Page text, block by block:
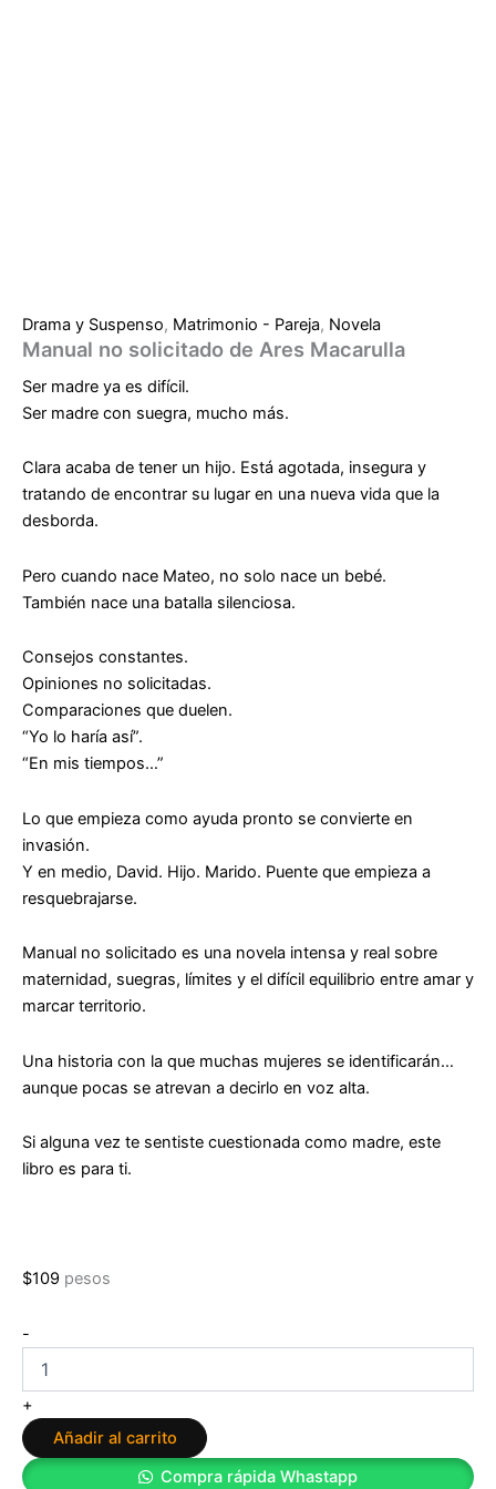
Drama y Suspenso, Matrimonio - Pareja, Novela
Manual no solicitado de Ares Macarulla
Ser madre ya es difícil.
Ser madre con suegra, mucho más.
Clara acaba de tener un hijo. Está agotada, insegura y
tratando de encontrar su lugar en una nueva vida que la
desborda.
Pero cuando nace Mateo, no solo nace un bebé.
También nace una batalla silenciosa.
Consejos constantes.
Opiniones no solicitadas.
Comparaciones que duelen.
“Yo lo haría así”.
“En mis tiempos…”
Lo que empieza como ayuda pronto se convierte en
invasión.
Y en medio, David. Hijo. Marido. Puente que empieza a
resquebrajarse.
Manual no solicitado es una novela intensa y real sobre
maternidad, suegras, límites y el difícil equilibrio entre amar y
marcar territorio.
Una historia con la que muchas mujeres se identificarán…
aunque pocas se atrevan a decirlo en voz alta.
Si alguna vez te sentiste cuestionada como madre, este
libro es para ti.
$109 pesos
-
no
solicitado
de
Ares
Macarulla
cantidad
+
Añadir al carrito
Compra rápida Whastapp